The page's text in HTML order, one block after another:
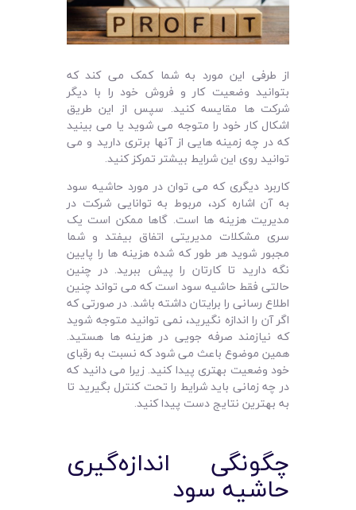
از طرفی این مورد به شما کمک می‌ کند که
بتوانید وضعیت کار و فروش خود را با دیگر
شرکت‌ ها مقایسه کنید. سپس از این طریق
اشکال کار خود را متوجه می‌ شوید یا می‌ بینید
که در چه زمینه‌ هایی از آنها برتری دارید و می‌
توانید روی این شرایط بیشتر تمرکز کنید.
کاربرد دیگری که می‌ توان در مورد حاشیه سود
به آن اشاره کرد، مربوط به توانایی شرکت در
مدیریت هزینه‌ ها است. گاها ممکن است یک
سری مشکلات مدیریتی اتفاق بیفتد و شما
مجبور شوید هر طور که شده هزینه‌ ها را پایین
نگه دارید تا کارتان را پیش ببرید. در چنین
حالتی فقط حاشیه سود است که می تواند چنین
اطلاع رسانی را برایتان داشته باشد. در صورتی که
اگر آن را اندازه نگیرید، نمی‌ توانید متوجه شوید
که نیازمند صرفه‌ جویی در هزینه‌ ها هستید.
همین موضوع باعث می‌ شود که نسبت به رقبای
خود وضعیت بهتری پیدا کنید. زیرا می‌ دانید که
در چه زمانی باید شرایط را تحت کنترل بگیرید تا
به بهترین نتایج دست پیدا کنید.
چگونگی اندازه‌گیری
حاشیه سود